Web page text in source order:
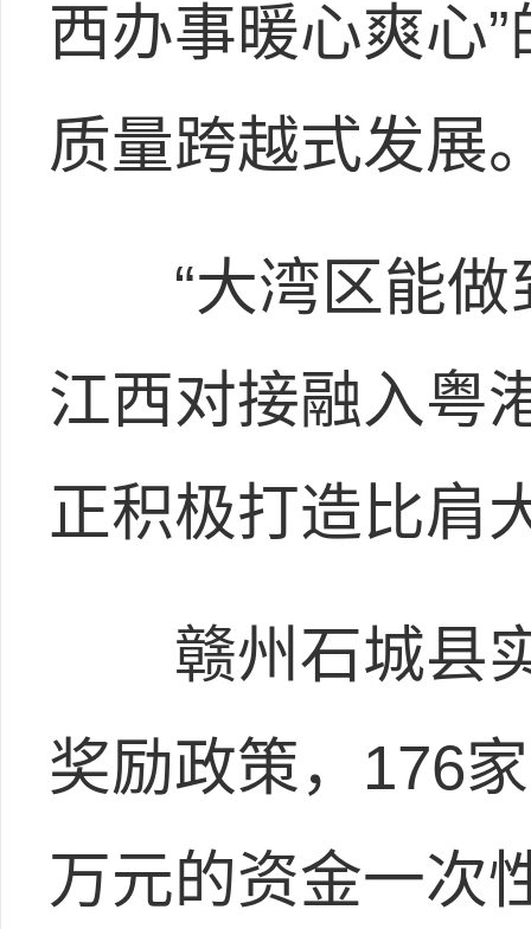
西办事暖心爽心
质量跨越式发展
“大湾区能做
江西对接融入粤
正积极打造比肩
赣州石城县实
奖励政策，176
万元的资金一次